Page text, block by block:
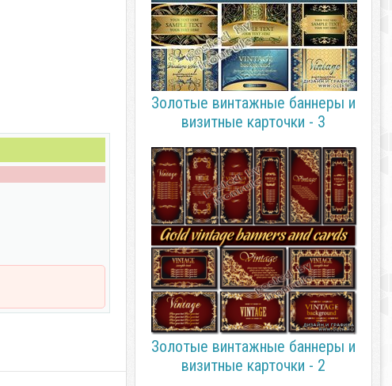
Золотые винтажные баннеры и
визитные карточки - 3
Золотые винтажные баннеры и
визитные карточки - 2